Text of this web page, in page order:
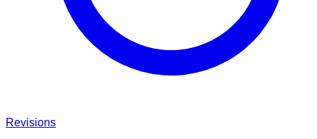
Revisions